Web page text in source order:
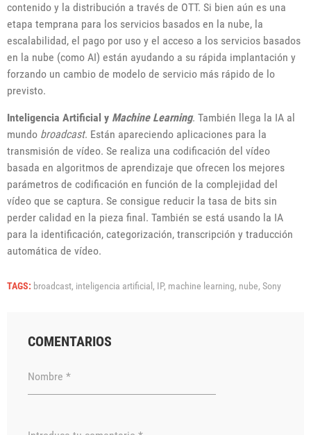
contenido y la distribución a través de OTT. Si bien aún es una
etapa temprana para los servicios basados en la nube, la
escalabilidad, el pago por uso y el acceso a los servicios basados
en la nube (como AI) están ayudando a su rápida implantación y
forzando un cambio de modelo de servicio más rápido de lo
previsto.
Inteligencia Artificial y Machine Learning. También llega la IA al
mundo broadcast. Están apareciendo aplicaciones para la
transmisión de vídeo. Se realiza una codificación del vídeo
basada en algoritmos de aprendizaje que ofrecen los mejores
parámetros de codificación en función de la complejidad del
vídeo que se captura. Se consigue reducir la tasa de bits sin
perder calidad en la pieza final. También se está usando la IA
para la identificación, categorización, transcripción y traducción
automática de vídeo.
TAGS: broadcast, inteligencia artificial, IP, machine learning, nube, Sony
COMENTARIOS
Nombre *